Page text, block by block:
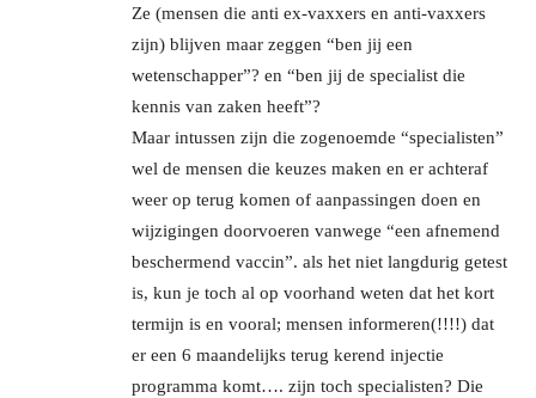
Ze (mensen die anti ex-vaxxers en anti-vaxxers
zijn) blijven maar zeggen “ben jij een
wetenschapper”? en “ben jij de specialist die
kennis van zaken heeft”?
Maar intussen zijn die zogenoemde “specialisten”
wel de mensen die keuzes maken en er achteraf
weer op terug komen of aanpassingen doen en
wijzigingen doorvoeren vanwege “een afnemend
beschermend vaccin”. als het niet langdurig getest
is, kun je toch al op voorhand weten dat het kort
termijn is en vooral; mensen informeren(!!!!) dat
er een 6 maandelijks terug kerend injectie
programma komt…. zijn toch specialisten? Die